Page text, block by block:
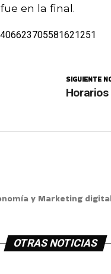
en la final.
SIGUIENTE
y Marketing
OTRAS NOTICIAS